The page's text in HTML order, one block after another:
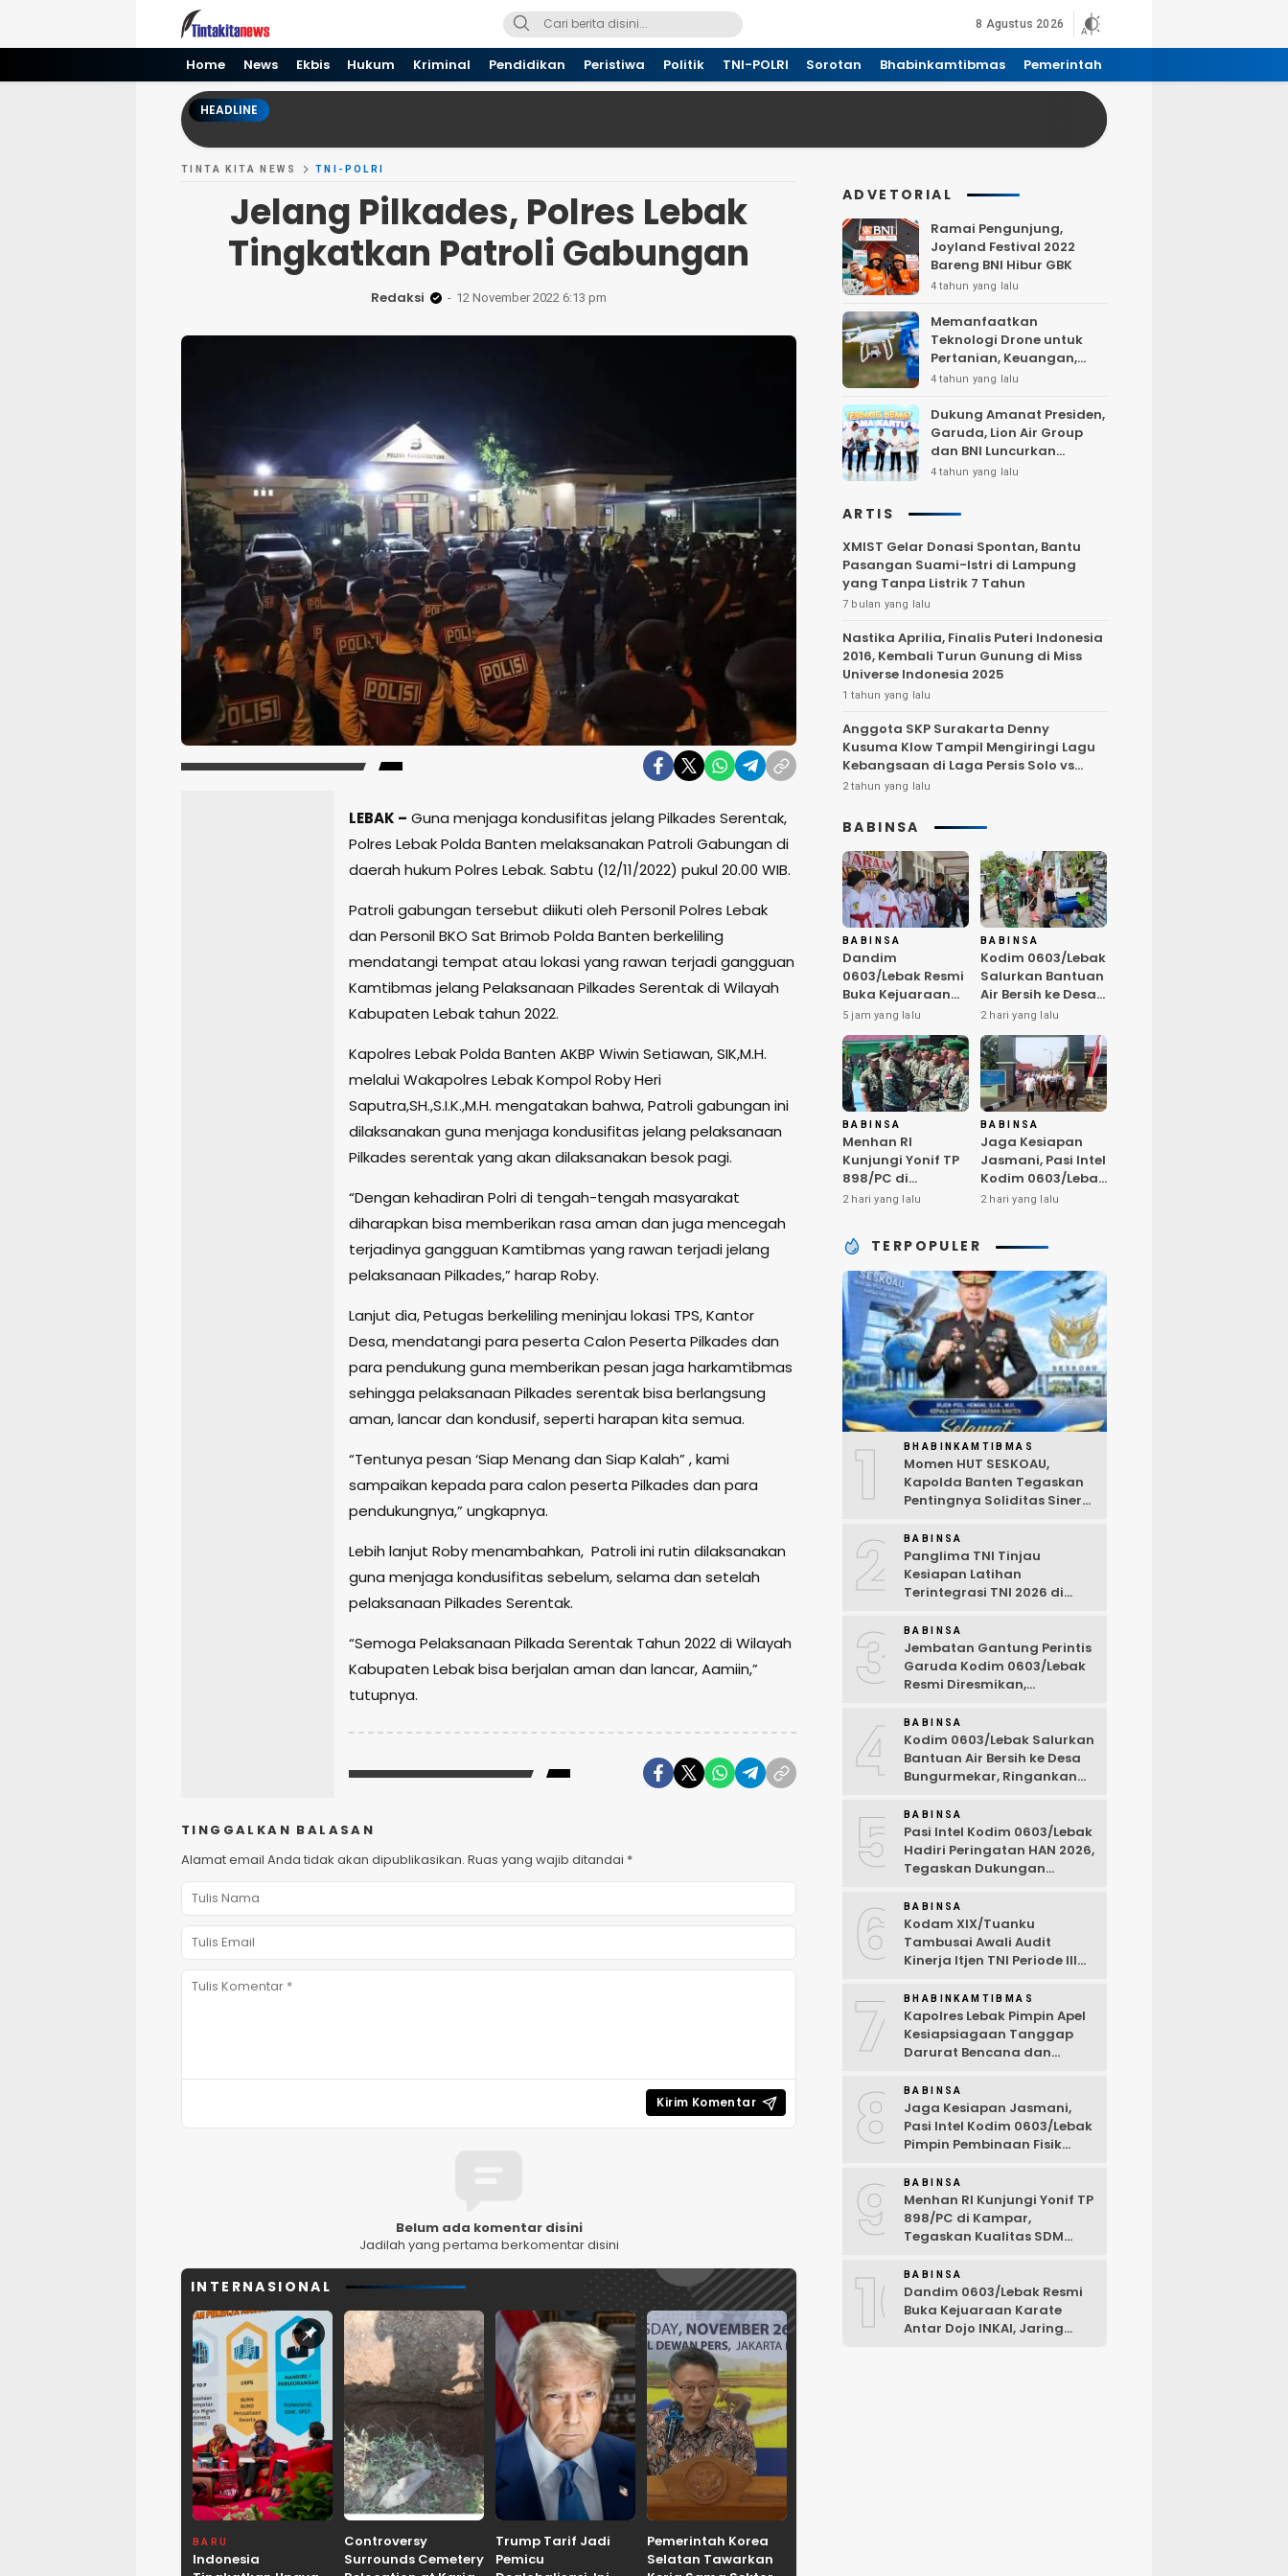
Tinta kita News
Informasi Terkini
8 Agustus 2026
Home News Ekbis Hukum Kriminal Pendidikan Peristiwa Politik TNI-POLRI Sorotan Bhabinkamtibmas Pemerintah
HEADLINE
TINTA KITA NEWS TNI-POLRI
Jelang Pilkades, Polres Lebak
Tingkatkan Patroli Gabungan
Redaksi 12 November 2022 6:13 pm
LEBAK – Guna menjaga kondusifitas jelang Pilkades Serentak,
Polres Lebak Polda Banten melaksanakan Patroli Gabungan di
daerah hukum Polres Lebak. Sabtu (12/11/2022) pukul 20.00 WIB.
Patroli gabungan tersebut diikuti oleh Personil Polres Lebak
dan Personil BKO Sat Brimob Polda Banten berkeliling
mendatangi tempat atau lokasi yang rawan terjadi gangguan
Kamtibmas jelang Pelaksanaan Pilkades Serentak di Wilayah
Kabupaten Lebak tahun 2022.
Kapolres Lebak Polda Banten AKBP Wiwin Setiawan, SIK,M.H.
melalui Wakapolres Lebak Kompol Roby Heri
Saputra,SH.,S.I.K.,M.H. mengatakan bahwa, Patroli gabungan ini
dilaksanakan guna menjaga kondusifitas jelang pelaksanaan
Pilkades serentak yang akan dilaksanakan besok pagi.
“Dengan kehadiran Polri di tengah-tengah masyarakat
diharapkan bisa memberikan rasa aman dan juga mencegah
terjadinya gangguan Kamtibmas yang rawan terjadi jelang
pelaksanaan Pilkades,” harap Roby.
Lanjut dia, Petugas berkeliling meninjau lokasi TPS, Kantor
Desa, mendatangi para peserta Calon Peserta Pilkades dan
para pendukung guna memberikan pesan jaga harkamtibmas
sehingga pelaksanaan Pilkades serentak bisa berlangsung
aman, lancar dan kondusif, seperti harapan kita semua.
“Tentunya pesan ‘Siap Menang dan Siap Kalah” , kami
sampaikan kepada para calon peserta Pilkades dan para
pendukungnya,” ungkapnya.
Lebih lanjut Roby menambahkan, Patroli ini rutin dilaksanakan
guna menjaga kondusifitas sebelum, selama dan setelah
pelaksanaan Pilkades Serentak.
“Semoga Pelaksanaan Pilkada Serentak Tahun 2022 di Wilayah
Kabupaten Lebak bisa berjalan aman dan lancar, Aamiin,”
tutupnya.
TINGGALKAN BALASAN
Alamat email Anda tidak akan dipublikasikan. Ruas yang wajib ditandai *
Belum ada komentar disini
Jadilah yang pertama berkomentar disini
INTERNASIONAL
BARU
Indonesia
Controversy
Surrounds Cemetery
Trump Tarif Jadi
Pemicu
Pemerintah Korea
Selatan Tawarkan
ADVETORIAL
Ramai Pengunjung,
Joyland Festival 2022
Bareng BNI Hibur GBK
4 tahun yang lalu
Memanfaatkan
Teknologi Drone untuk
Pertanian, Keuangan,
Pertambangan, Real
Telekomunikasi.
4 tahun yang lalu
Dukung Amanat Presiden,
Garuda, Lion Air Group
dan BNI Luncurkan
Program Terbang Hemat
4 tahun yang lalu
ARTIS
XMIST Gelar Donasi Spontan, Bantu
Pasangan Suami-Istri di Lampung
yang Tanpa Listrik 7 Tahun
7 bulan yang lalu
Nastika Aprilia, Finalis Puteri Indonesia
2016, Kembali Turun Gunung di Miss
Universe Indonesia 2025
1 tahun yang lalu
Anggota SKP Surakarta Denny
Kusuma Klow Tampil Mengiringi Lagu
Kebangsaan di Laga Persis Solo vs
Persija Jakarta
2 tahun yang lalu
BABINSA
BABINSA
Dandim
0603/Lebak Resmi
Buka Kejuaraan
Karate Antar Dojo
INKAI, Jaring Bibit
Atlet Unggul
Sambut HUT ke-81
RI
5 jam yang lalu
BABINSA
Kodim 0603/Lebak
Salurkan Bantuan
Air Bersih ke Desa
Bungurmekar,
Ringankan Beban
Warga
Terdampak
Kemarau
2 hari yang lalu
BABINSA
Menhan RI
Kunjungi Yonif TP
898/PC di
Kampar,
Kualitas SDM
Kunci Kekuatan
TNI
2 hari yang lalu
BABINSA
Jaga Kesiapan
Jasmani, Pasi Intel
Kodim 0603/Lebak
Pimpin Pembinaan
2 hari yang lalu
TERPOPULER
1 BHABINKAMTIBMAS
Momen HUT SESKOAU,
Kapolda Banten Tegaskan
Pentingnya Soliditas Sinergi
2 BABINSA
Panglima TNI Tinjau
Kesiapan Latihan
Terintegrasi TNI 2026 di
3 BABINSA
Jembatan Gantung Perintis
Garuda Kodim 0603/Lebak
Resmi Diresmikan,
Desa Wanasalam
4 BABINSA
Kodim 0603/Lebak Salurkan
Bantuan Air Bersih ke Desa
Bungurmekar, Ringankan
Kemarau
5 BABINSA
Pasi Intel Kodim 0603/Lebak
Hadiri Peringatan HAN 2026,
Tegaskan Dukungan
Ramah Anak
6 BABINSA
Kodam XIX/Tuanku
Tambusai Awali Audit
Kinerja Itjen TNI Periode III
7 BHABINKAMTIBMAS
Kapolres Lebak Pimpin Apel
Kesiapsiagaan Tanggap
Darurat Bencana dan
8 BABINSA
Jaga Kesiapan Jasmani,
Pasi Intel Kodim 0603/Lebak
Pimpin Pembinaan Fisik
9 BABINSA
Menhan RI Kunjungi Yonif TP
898/PC di Kampar,
Tegaskan Kualitas SDM
10BABINSA
Dandim 0603/Lebak Resmi
Buka Kejuaraan Karate
Antar Dojo INKAI, Jaring